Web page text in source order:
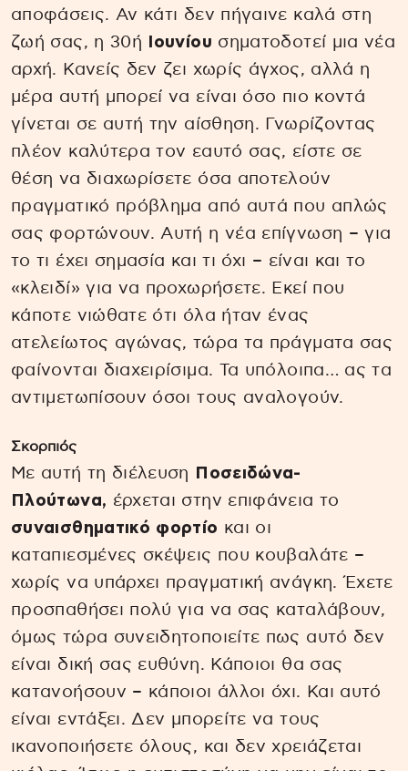
αποφάσεις. Αν κάτι δεν πήγαινε καλά στη
ζωή σας, η 30ή
Ιουνίου σηματοδοτεί μια νέα
αρχή. Κανείς δεν ζει χωρίς άγχος, αλλά η
μέρα αυτή μπορεί να είναι όσο πιο κοντά
γίνεται σε αυτή την αίσθηση. Γνωρίζοντας
πλέον καλύτερα τον εαυτό σας, είστε σε
θέση να διαχωρίσετε όσα αποτελούν
πραγματικό πρόβλημα από αυτά που απλώς
σας φορτώνουν. Αυτή η νέα επίγνωση – για
το τι έχει σημασία και τι όχι – είναι και το
«κλειδί» για να προχωρήσετε. Εκεί που
κάποτε νιώθατε ότι όλα ήταν ένας
ατελείωτος αγώνας, τώρα τα πράγματα σας
φαίνονται διαχειρίσιμα. Τα υπόλοιπα… ας τα
αντιμετωπίσουν όσοι τους αναλογούν.
Σκορπιός
Με αυτή τη διέλευση
Ποσειδώνα-
Πλούτωνα, έρχεται στην επιφάνεια το
συναισθηματικό φορτίο και οι
καταπιεσμένες σκέψεις που κουβαλάτε –
χωρίς να υπάρχει πραγματική ανάγκη. Έχετε
προσπαθήσει πολύ για να σας καταλάβουν,
όμως τώρα συνειδητοποιείτε πως αυτό δεν
είναι δική σας ευθύνη. Κάποιοι θα σας
κατανοήσουν – κάποιοι άλλοι όχι. Και αυτό
είναι εντάξει. Δεν μπορείτε να τους
ικανοποιήσετε όλους, και δεν χρειάζεται